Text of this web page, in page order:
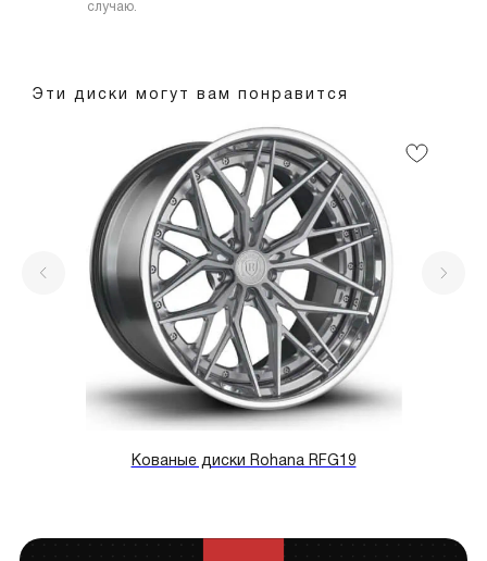
случаю.
Эти диски могут вам понравится
Кованые диски Rohana RFG19